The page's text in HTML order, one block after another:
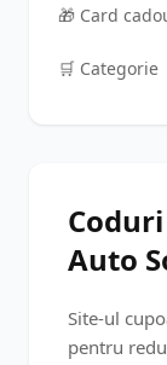
🎁 Card
🛒️ Categorie
Auto
Site-ul
pentru